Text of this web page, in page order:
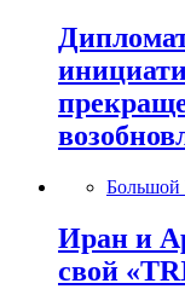
Большой
Иран и
свой